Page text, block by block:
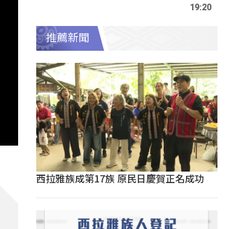
19:20
推薦新聞
西拉雅族成第17族 原民日慶賀正名成功